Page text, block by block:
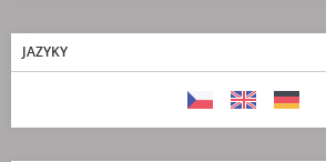
JAZYKY